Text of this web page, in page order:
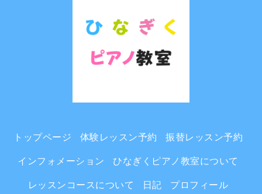
トップページ 体験レッスン予約 振替レッスン予約
インフォメーション ひなぎくピアノ教室について
レッスンコースについて 日記 プロフィール